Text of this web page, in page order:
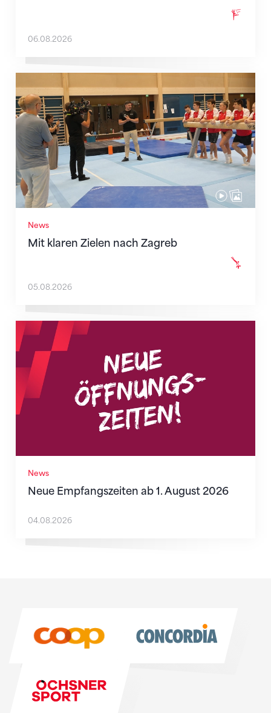
06.08.2026
News
Mit klaren Zielen nach Zagreb
Mit klaren Zielen nach Zagreb
05.08.2026
News
Neue Empfangszeiten ab 1. August 2026
Neue Empfangszeiten ab 1. August 2026
04.08.2026